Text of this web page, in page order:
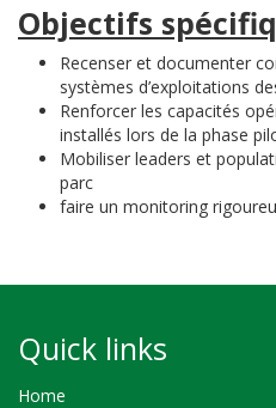
Objectifs
Recenser et documenter
systèmes d’exploitations
Renforcer les capacités
installés lors de la phase
Mobiliser leaders et
parc
faire un monitoring
Quick links
Home